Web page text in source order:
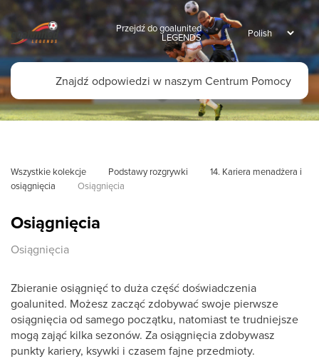
Przejdź do goalunited
LEGENDS
Wszystkie kolekcje Podstawy rozgrywki
14. Kariera menadżera i
osiągnięcia
Osiągnięcia
Osiągnięcia
Osiągnięcia
Zbieranie osiągnięć to duża część doświadczenia
goalunited. Możesz zacząć zdobywać swoje pierwsze
osiągnięcia od samego początku, natomiast te trudniejsze
mogą zająć kilka sezonów. Za osiągnięcia zdobywasz
punkty kariery, ksywki i czasem fajne przedmioty.